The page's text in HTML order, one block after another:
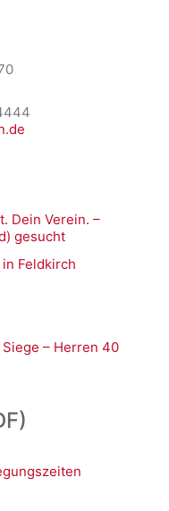
Dein Verein. –
gesucht
Feldkirch
– Herren 40